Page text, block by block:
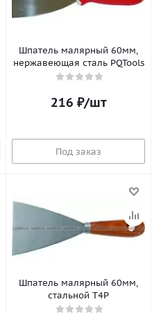
Шпатель малярный 60мм,
нержавеющая сталь PQTools
216 ₽/шт
Под заказ
Шпатель малярный 60мм,
стальной T4P